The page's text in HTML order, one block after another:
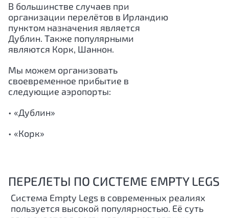
В большинстве случаев при
организации перелётов в Ирландию
пунктом назначения является
Дублин. Также популярными
являются Корк, Шаннон.
Мы можем организовать
своевременное прибытие в
следующие аэропорты:
• «Дублин»
• «Корк»
ПЕРЕЛЕТЫ ПО СИСТЕМЕ EMPTY LEGS
Система Empty Legs в современных реалиях
пользуется высокой популярностью. Её суть